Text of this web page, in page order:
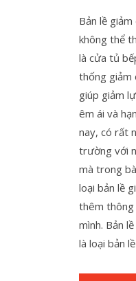
Bản lề
không thể
là cửa tủ
thống giảm
giúp giảm
êm ái và
nay, có rất
trường với
mà trong
loại bản lề
thêm thông
mình. Bản
là loại bản